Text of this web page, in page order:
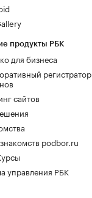
продукты РБК
для бизнеса
регистратор
сайтов
podbor.ru
управления РБК